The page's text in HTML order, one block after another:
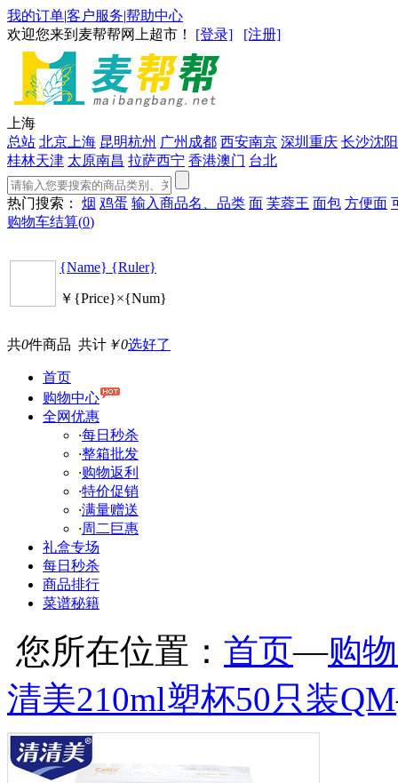
我的订单|客户服务|帮助中心
欢迎您来到麦帮帮网上超市！ [登录] [注册]
上海
总站 北京 上海 昆明杭州 广州 成都 西安南京 深圳 重庆 长沙沈阳
桂林天津 太原南昌 拉萨西宁 香港澳门 台北
热门搜索： 烟 鸡蛋 输入商品名、品类 面 芙蓉王 面包 方便面
购物车结算(0)
{Name} {Ruler}
￥{Price}×{Num}
共0件商品 共计 ￥0选好了
首页
购物中心
全网优惠
·每日秒杀
·整箱批发
·购物返利
·特价促销
·满量赠送
·周二巨惠
礼盒专场
每日秒杀
商品排行
菜谱秘籍
您所在位置： 首页—购
清美210ml塑杯50只装QM